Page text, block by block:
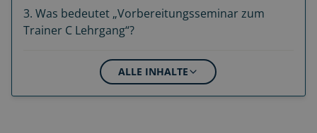
3. Was bedeutet „Vorbereitungsseminar zum
Trainer C Lehrgang“?
ALLE INHALTE